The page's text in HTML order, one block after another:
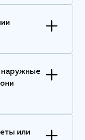
наружные
или